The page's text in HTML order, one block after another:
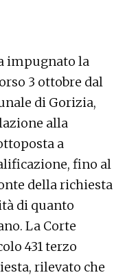
impugnato la
3 ottobre dal
di Gorizia,
alla
a
fino al
della richiesta
di quanto
La Corte
431 terzo
rilevato che